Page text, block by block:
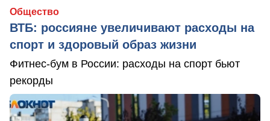
Общество
ВТБ: россияне увеличивают расходы на
спорт и здоровый образ жизни
Фитнес-бум в России: расходы на спорт бьют
рекорды